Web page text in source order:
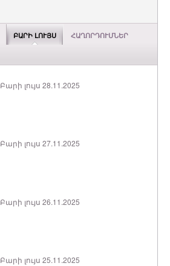
ԲԱՐԻ ԼՈՒՅՍ ՀԱՂՈՐԴՈՒՄՆԵՐ
Բարի լույս 28.11.2025
Բարի լույս 27.11.2025
Բարի լույս 26.11.2025
Բարի լույս 25.11.2025